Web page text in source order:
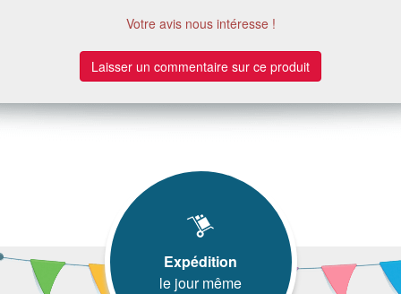
Votre avis nous intéresse !
Laisser un commentaire sur ce produit
Expédition
le jour même